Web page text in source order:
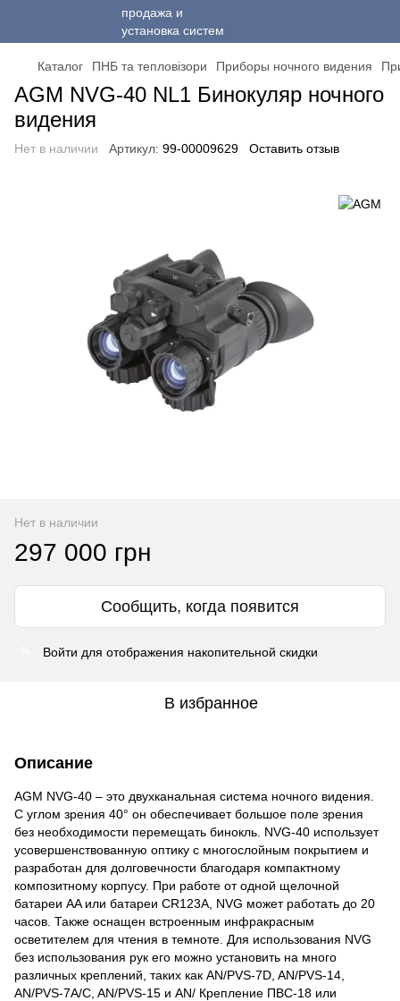
Каталог ПНБ та тепловізори Приборы ночного видения
AGM NVG-40 NL1 Бинокуляр ночного
видения
Нет в наличии Артикул: 99-00009629 Оставить отзыв
Нет в наличии
297 000 грн
Сообщить, когда появится
Войти для отображения накопительной скидки
В избранное
Описание
AGM NVG-40 – это двухканальная система ночного видения.
С углом зрения 40° он обеспечивает большое поле зрения
без необходимости перемещать бинокль. NVG-40 использует
усовершенствованную оптику с многослойным покрытием и
разработан для долговечности благодаря компактному
композитному корпусу. При работе от одной щелочной
батареи AA или батареи CR123A, NVG может работать до 20
часов. Также оснащен встроенным инфракрасным
осветителем для чтения в темноте. Для использования NVG
без использования рук его можно установить на много
различных креплений, таких как AN/PVS-7D, AN/PVS-14,
AN/PVS-7A/C, AN/PVS-15 и AN/ Крепление ПВС-18 или